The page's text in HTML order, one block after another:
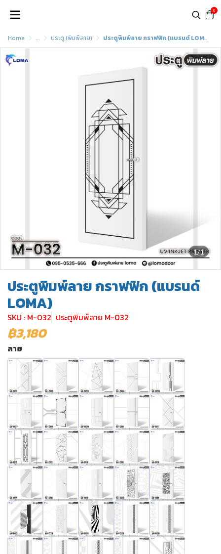
0
Home ... ประตู (พิมพ์ลาย) ประตูพิมพ์ลาย กราฟฟิก (แบรนด์ LOMA)
1/1
ประตูพิมพ์ลาย กราฟฟิก (แบรนด์
LOMA)
SKU : M-032 ประตูพิมพ์ลาย M-032
฿3,180
ลาย